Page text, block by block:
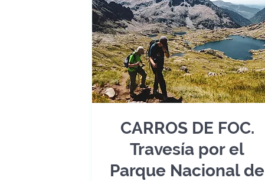
CARROS DE FOC.
Travesía por el
Parque Nacional de